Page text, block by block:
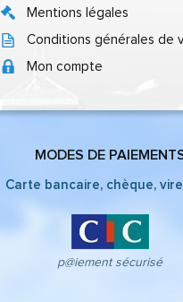
Mentions légales
Conditions générales de
Mon compte
MODES DE
Carte bancaire, chèque,
p@iement sécurisé